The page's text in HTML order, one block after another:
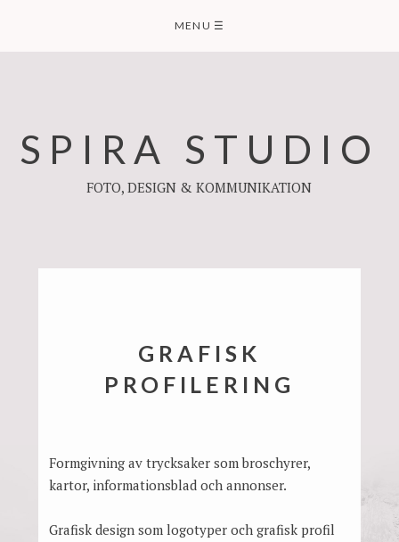
MENU ☰
SPIRA STUDIO
FOTO, DESIGN & KOMMUNIKATION
GRAFISK
PROFILERING
Formgivning av trycksaker som broschyrer,
kartor, informationsblad och annonser.
Grafisk design som logotyper och grafisk profil